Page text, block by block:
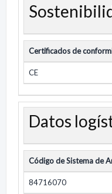
Certificados de
CE
Datos
Código de Sistema de
84716070